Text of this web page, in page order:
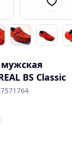
BS Classic